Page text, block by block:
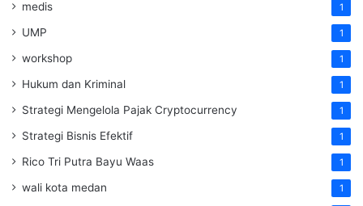
medis 1
UMP 1
workshop 1
Hukum dan Kriminal 1
Strategi Mengelola Pajak Cryptocurrency 1
Strategi Bisnis Efektif 1
Rico Tri Putra Bayu Waas 1
wali kota medan 1